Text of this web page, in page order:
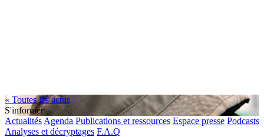
« Toutes les actus
S'informer
Actualités Agenda Publications et ressources Espace presse Podcasts
Analyses et décryptages F.A.Q